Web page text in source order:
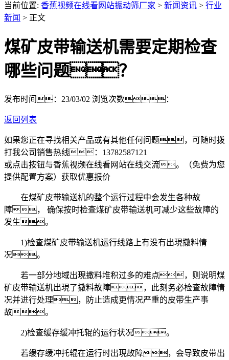
当前位置: 香蕉视频在线看网站振动筛厂家 > 新闻资讯 > 行业
新闻 > 正文
煤矿皮带输送机需要定期检查
哪些问题？
发布时间：23/03/02 浏览次数：
返回列表
如果您正在寻找相关产品或有其他任何问题，可随时拨
打我公司销售热线： 13782587121
或点击按钮与香蕉视频在线看网站在线交流。（免费为您
提供配置方案） 获取优惠报价
在煤矿皮带输送机的整个运行过程中会发生各种故
障， 确保按时检查煤矿皮带输送机可减少这些故障的
发生。
1)检查煤矿皮带输送机运行线路上有没有出現撒料情
况。
若一部分地域出現撒料堆积过多的难点，则说明煤
矿皮带输送机出現了撒料故障，此刻务必检查故障情
况并进行处理，防止造成更情况严重的皮带生产事
故。
2)检查缓存缓冲托辊的运行状况。
若缓存缓冲托辊在运行时出現故障，会导致皮带出